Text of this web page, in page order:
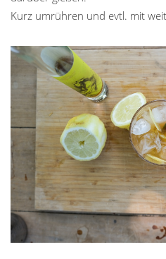
Kurz umrühren und evtl. mit